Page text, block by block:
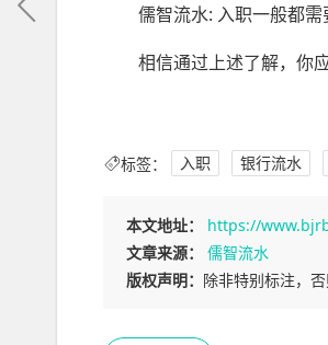
儒智流水: 入职一般都
相信通过上述了解，你
标签： 入职 银行流水
本文地址：
https://
文章来源：
儒智流水
版权声明： 除非特别标注，